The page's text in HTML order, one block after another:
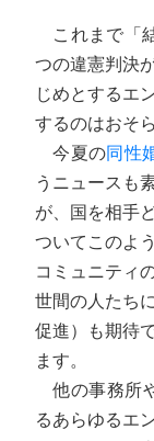
これまで「
つの違憲判決
じめとするエ
するのはおそ
今夏の同性
うニュースも
が、国を相手
ついてこのよ
コミュニティ
世間の人たち
促進）も期待
ます。
他の事務所
るあらゆるエ